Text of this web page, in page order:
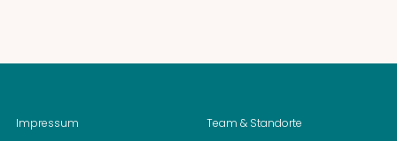
Impressum Team & Standorte